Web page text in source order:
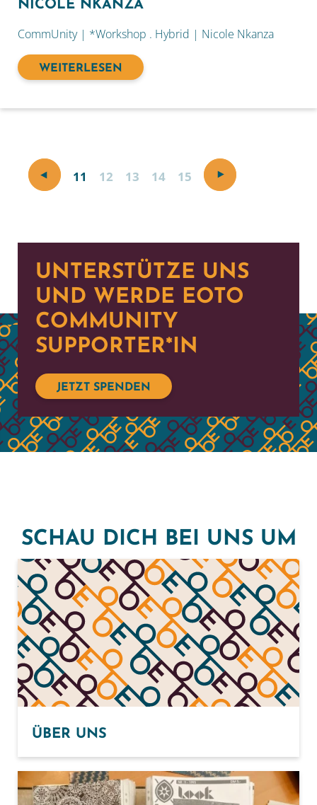
NICOLE NKANZA
CommUnity | *Workshop . Hybrid | Nicole Nkanza
WEITERLESEN
11 12 13 14 15
UNTERSTÜTZE UNS
UND WERDE EOTO
COMMUNITY
SUPPORTER*IN
JETZT SPENDEN
SCHAU DICH BEI UNS UM
ÜBER UNS